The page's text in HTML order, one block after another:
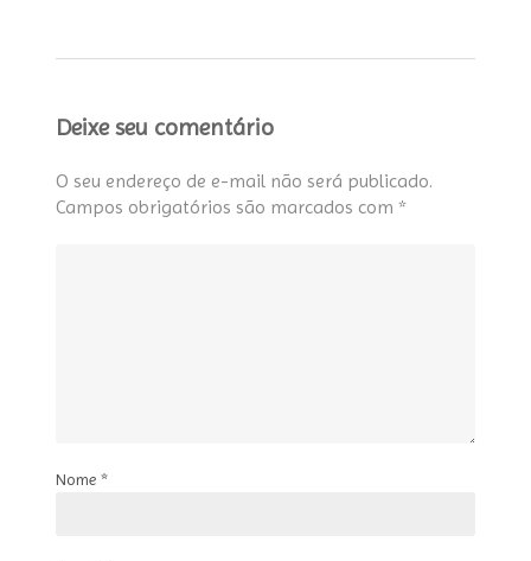
Deixe seu comentário
O seu endereço de e-mail não será publicado.
Campos obrigatórios são marcados com *
Nome *